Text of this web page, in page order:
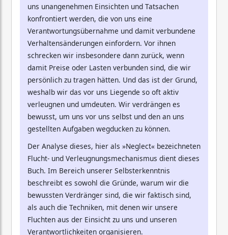
uns unangenehmen Einsichten und Tatsachen
konfrontiert werden, die von uns eine
Verantwortungsübernahme und damit verbundene
Verhaltensänderungen einfordern. Vor ihnen
schrecken wir insbesondere dann zurück, wenn
damit Preise oder Lasten verbunden sind, die wir
persönlich zu tragen hätten. Und das ist der Grund,
weshalb wir das vor uns Liegende so oft aktiv
verleugnen und umdeuten. Wir verdrängen es
bewusst, um uns vor uns selbst und den an uns
gestellten Aufgaben wegducken zu können.
Der Analyse dieses, hier als »Neglect« bezeichneten
Flucht- und Verleugnungsmechanismus dient dieses
Buch. Im Bereich unserer Selbsterkenntnis
beschreibt es sowohl die Gründe, warum wir die
bewussten Verdränger sind, die wir faktisch sind,
als auch die Techniken, mit denen wir unsere
Fluchten aus der Einsicht zu uns und unseren
Verantwortlichkeiten organisieren.